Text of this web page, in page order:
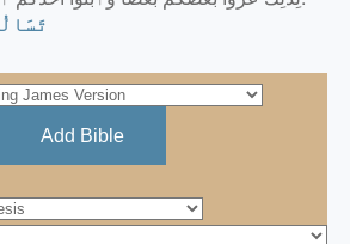
Add Bible